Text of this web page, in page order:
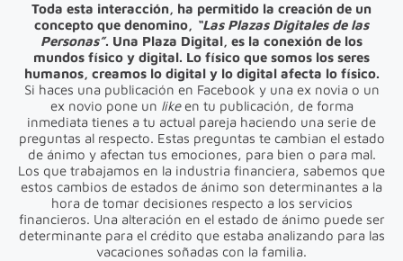
Toda esta interacción, ha permitido la creación de un
concepto que denomino, “Las Plazas Digitales de las
Personas”. Una Plaza Digital, es la conexión de los
mundos físico y digital. Lo físico que somos los seres
humanos, creamos lo digital y lo digital afecta lo físico.
Si haces una publicación en Facebook y una ex novia o un
ex novio pone un likeen tu publicación, de forma
inmediata tienes a tu actual pareja haciendo una serie de
preguntas al respecto. Estas preguntas te cambian el estado
de ánimo y afectan tus emociones, para bien o para mal.
Los que trabajamos en la industria financiera, sabemos que
estos cambios de estados de ánimo son determinantes a la
hora de tomar decisiones respecto a los servicios
financieros. Una alteración en el estado de ánimo puede ser
determinante para el crédito que estaba analizando para las
vacaciones soñadas con la familia.